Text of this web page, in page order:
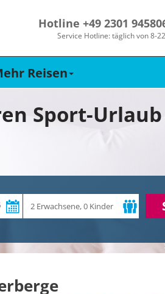
Hotline +49 2301
Service Hotline: täglich von 8-
Reisen